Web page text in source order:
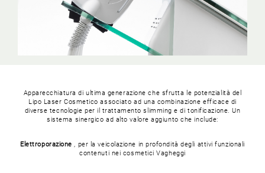
Apparecchiatura di ultima generazione che sfrutta le potenzialità del
Lipo Laser Cosmetico associato ad una combinazione efficace di
diverse tecnologie per il trattamento slimming e di tonificazione. Un
sistema sinergico ad alto valore aggiunto che include:
Elettroporazione, per la veicolazione in profondità degli attivi funzionali
contenuti nei cosmetici Vagheggi